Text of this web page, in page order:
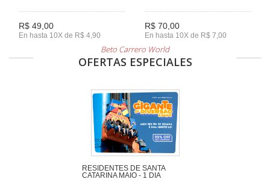
R$ 49,00
En hasta 10X de R$ 4,90
R$ 70,00
En hasta 10X de R$ 7,00
Beto Carrero World
OFERTAS ESPECIALES
RESIDENTES DE SANTA
CATARINA MAIO - 1 DIA